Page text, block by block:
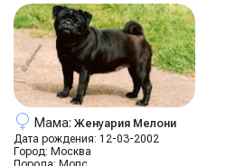
Мама: Женуария Мелони
Дата рождения: 12-03-2002
Город: Москва